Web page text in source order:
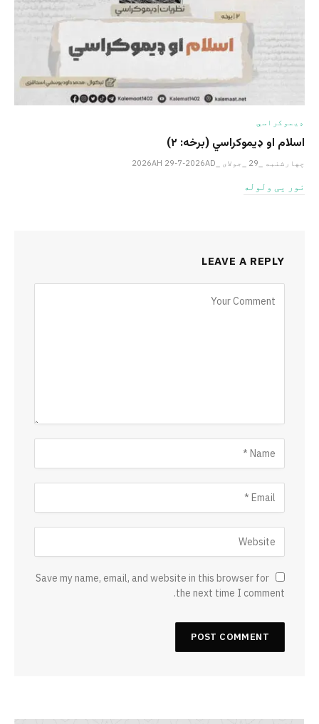
ډیموکراسي
اسلام او ډیموکراسي (برخه: ۲)
چهارشنبه _29 _جولای _2026AH 29-7-2026AD
نور یی ولوله
LEAVE A REPLY
Save my name, email, and website in this browser for
the next time I comment.